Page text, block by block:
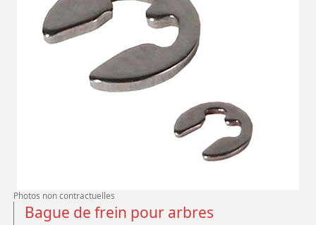
Photos non contractuelles
Bague de frein pour arbres